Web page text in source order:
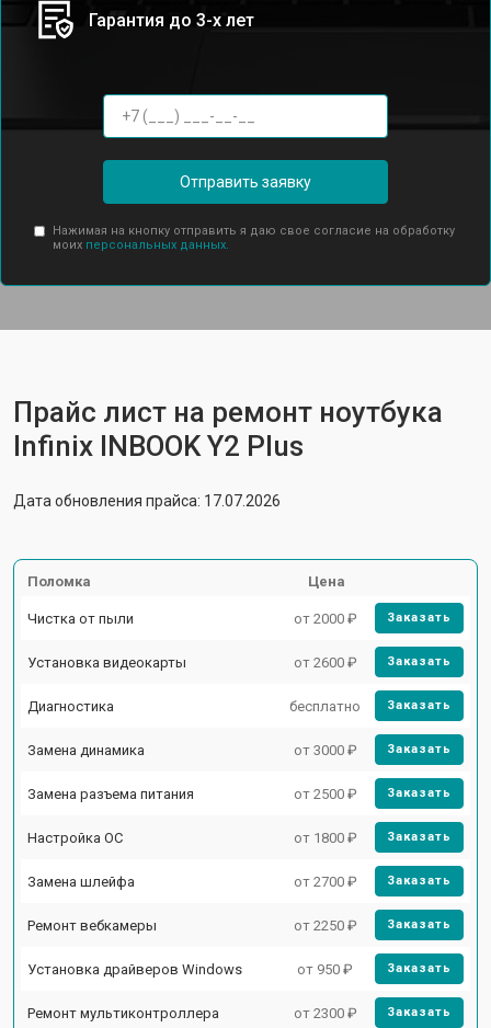
Гарантия до 3-х лет
Отправить заявку
Нажимая на кнопку отправить я даю свое согласие на обработку
моих персональных данных.
Прайс лист на ремонт ноутбука
Infinix INBOOK Y2 Plus
Дата обновления прайса: 17.07.2026
Поломка Цена
Чистка от пыли от 2000 ₽ Заказать
Установка видеокарты от 2600 ₽ Заказать
Диагностика бесплатно Заказать
Замена динамика от 3000 ₽ Заказать
Замена разъема питания от 2500 ₽ Заказать
Настройка ОС от 1800 ₽ Заказать
Замена шлейфа от 2700 ₽ Заказать
Ремонт вебкамеры от 2250 ₽ Заказать
Установка драйверов Windows от 950 ₽ Заказать
Ремонт мультиконтроллера от 2300 ₽ Заказать